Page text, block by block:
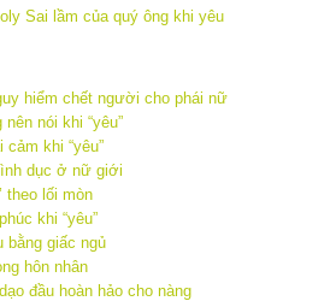
hiểm chết người cho phái nữ
nói khi “yêu”
khi “yêu”
dục ở nữ giới
theo lối mòn
khi “yêu”
bằng giấc ngủ
hôn nhân
đầu hoàn hảo cho nàng